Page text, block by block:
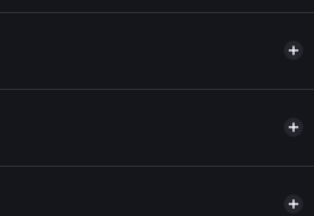
tokens de Solana con enrutamiento
usando el agregador de privacidad
Solflare